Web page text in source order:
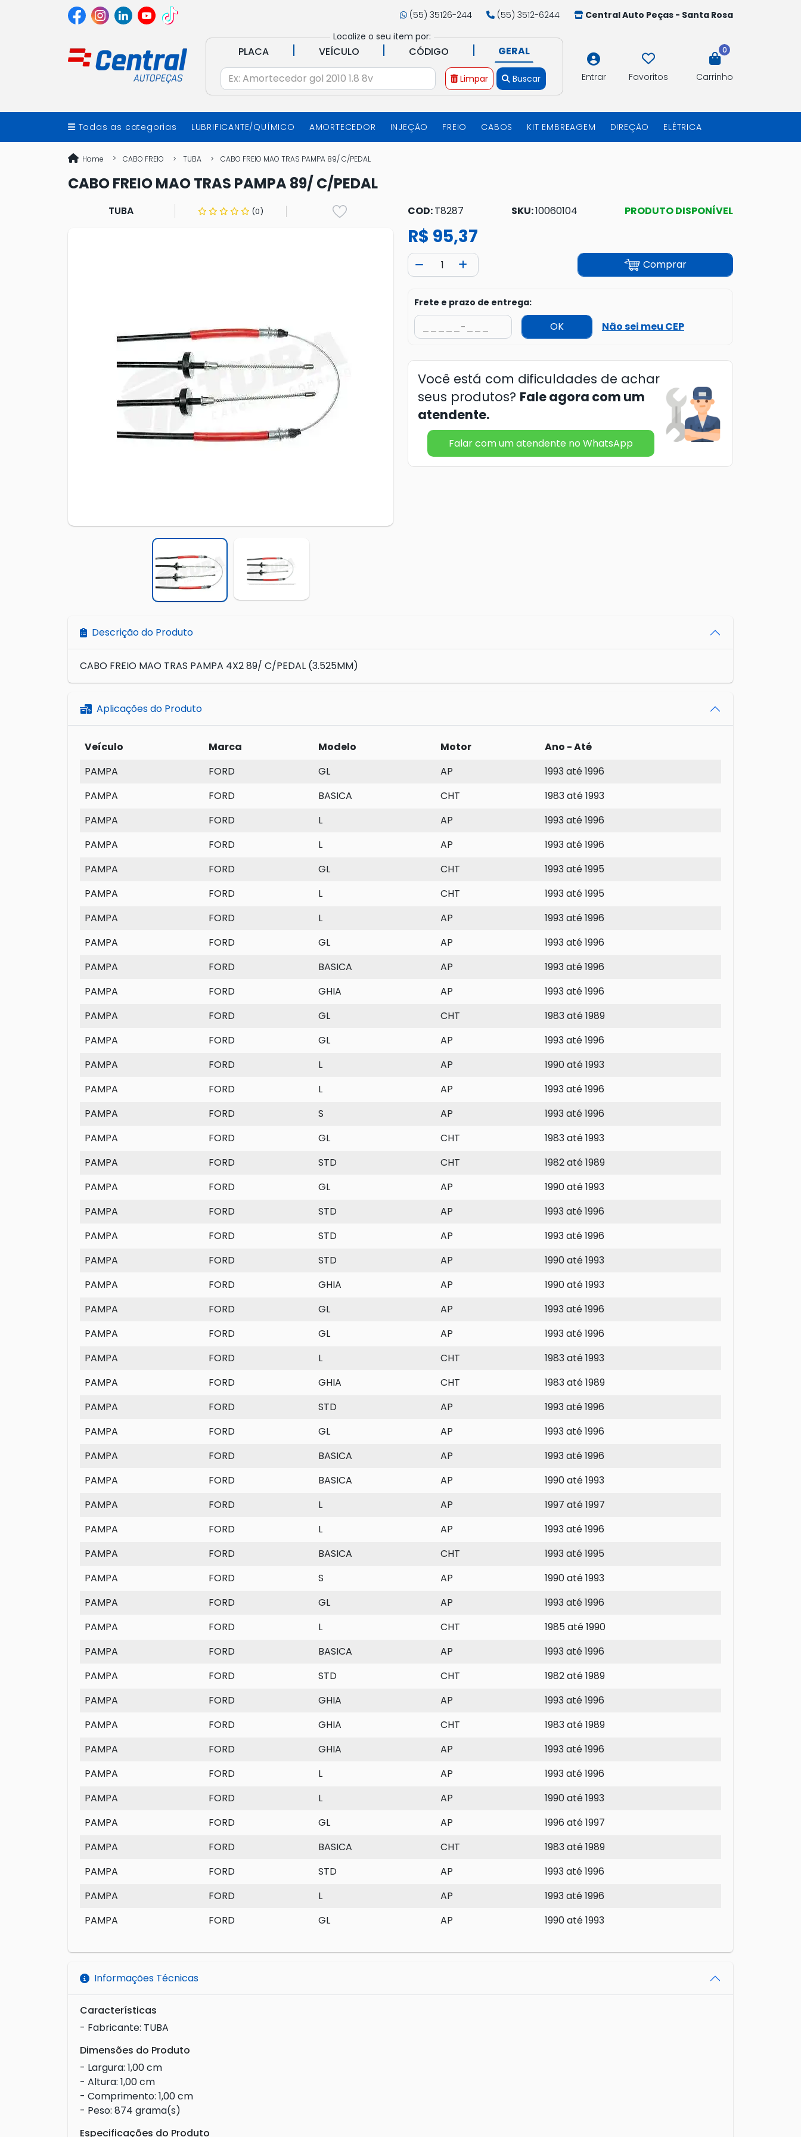
(55) 35126-244 (55) 3512-6244
Central Auto Peças - Santa Rosa
Localize o seu item por:
PLACA | VEÍCULO | CÓDIGO | GERAL
Limpar Buscar Entrar Favoritos
0
Carrinho
Todas as categorias LUBRIFICANTE/QUÍMICO AMORTECEDOR INJEÇÃO FREIO CABOS KIT EMBREAGEM DIREÇÃO ELÉTRICA
Home CABO FREIO TUBA CABO FREIO MAO TRAS PAMPA 89/ C/PEDAL
CABO FREIO MAO TRAS PAMPA 89/ C/PEDAL
TUBA (0) COD:T8287 SKU:10060104 PRODUTO DISPONÍVEL
R$ 95,37
Comprar
Frete e prazo de entrega:
OK Não sei meu CEP
Você está com dificuldades de achar
seus produtos? Fale agora com um
atendente.
Falar com um atendente no WhatsApp
Descrição do Produto
CABO FREIO MAO TRAS PAMPA 4X2 89/ C/PEDAL (3.525MM)
Aplicações do Produto
Veículo Marca Modelo Motor
Ano - Até
PAMPA
FORD GL AP
1993 até 1996
PAMPA
FORD BASICA CHT
1983 até 1993
PAMPA
FORD L AP
1993 até 1996
PAMPA
FORD L AP
1993 até 1996
PAMPA
FORD GL CHT
1993 até 1995
PAMPA
FORD L CHT
1993 até 1995
PAMPA
FORD L AP
1993 até 1996
PAMPA
FORD GL AP
1993 até 1996
PAMPA
FORD BASICA AP
1993 até 1996
PAMPA
FORD GHIA AP
1993 até 1996
PAMPA
FORD GL CHT
1983 até 1989
PAMPA
FORD GL AP
1993 até 1996
PAMPA
FORD L AP
1990 até 1993
PAMPA
FORD L AP
1993 até 1996
PAMPA
FORD S AP
1993 até 1996
PAMPA
FORD GL CHT
1983 até 1993
PAMPA
FORD STD CHT
1982 até 1989
PAMPA
FORD GL AP
1990 até 1993
PAMPA
FORD STD AP
1993 até 1996
PAMPA
FORD STD AP
1993 até 1996
PAMPA
FORD STD AP
1990 até 1993
PAMPA
FORD GHIA AP
1990 até 1993
PAMPA
FORD GL AP
1993 até 1996
PAMPA
FORD GL AP
1993 até 1996
PAMPA
FORD L CHT
1983 até 1993
PAMPA
FORD GHIA CHT
1983 até 1989
PAMPA
FORD STD AP
1993 até 1996
PAMPA
FORD GL AP
1993 até 1996
PAMPA
FORD BASICA AP
1993 até 1996
PAMPA
FORD BASICA AP
1990 até 1993
PAMPA
FORD L AP
1997 até 1997
PAMPA
FORD L AP
1993 até 1996
PAMPA
FORD BASICA CHT
1993 até 1995
PAMPA
FORD S AP
1990 até 1993
PAMPA
FORD GL AP
1993 até 1996
PAMPA
FORD L CHT
1985 até 1990
PAMPA
FORD BASICA AP
1993 até 1996
PAMPA
FORD STD CHT
1982 até 1989
PAMPA
FORD GHIA AP
1993 até 1996
PAMPA
FORD GHIA CHT
1983 até 1989
PAMPA
FORD GHIA AP
1993 até 1996
PAMPA
FORD L AP
1993 até 1996
PAMPA
FORD L AP
1990 até 1993
PAMPA
FORD GL AP
1996 até 1997
PAMPA
FORD BASICA CHT
1983 até 1989
PAMPA
FORD STD AP
1993 até 1996
PAMPA
FORD L AP
1993 até 1996
PAMPA
FORD GL AP 1990 até 1993
Informações Técnicas
Características
- Fabricante: TUBA
Dimensões do Produto
- Largura: 1,00 cm
- Altura: 1,00 cm
- Comprimento: 1,00 cm
- Peso: 874 grama(s)
Especificações do Produto